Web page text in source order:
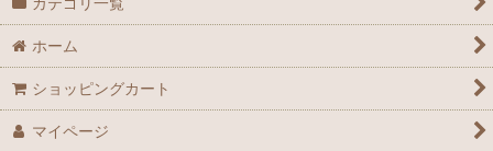
ホーム
ショッピングカート
マイページ